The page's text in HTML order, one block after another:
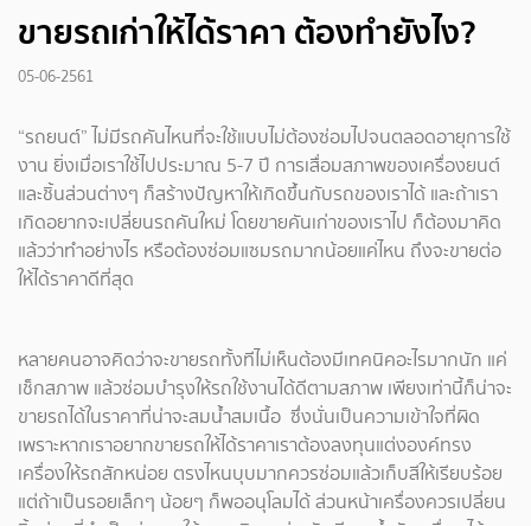
ขายรถเก่าให้ได้ราคา ต้องทำยังไง?
05-06-2561
“รถยนต์” ไม่มีรถคันไหนที่จะใช้แบบไม่ต้องซ่อมไปจนตลอดอายุการใช้
งาน ยิ่งเมื่อเราใช้ไปประมาณ 5-7 ปี การเสื่อมสภาพของเครื่องยนต์
และชิ้นส่วนต่างๆ ก็สร้างปัญหาให้เกิดขึ้นกับรถของเราได้ และถ้าเรา
เกิดอยากจะเปลี่ยนรถคันใหม่ โดยขายคันเก่าของเราไป ก็ต้องมาคิด
แล้วว่าทำอย่างไร หรือต้องซ่อมแซมรถมากน้อยแค่ไหน ถึงจะขายต่อ
ให้ได้ราคาดีที่สุด
หลายคนอาจคิดว่าจะขายรถทั้งทีไม่เห็นต้องมีเทคนิคอะไรมากนัก แค่
เช็กสภาพ แล้วซ่อมบำรุงให้รถใช้งานได้ดีตามสภาพ เพียงเท่านี้ก็น่าจะ
ขายรถได้ในราคาที่น่าจะสมน้ำสมเนื้อ ซึ่งนั่นเป็นความเข้าใจที่ผิด
เพราะหากเราอยากขายรถให้ได้ราคาเราต้องลงทุนแต่งองค์ทรง
เครื่องให้รถสักหน่อย ตรงไหนบุบมากควรซ่อมแล้วเก็บสีให้เรียบร้อย
แต่ถ้าเป็นรอยเล็กๆ น้อยๆ ก็พออนุโลมได้ ส่วนหน้าเครื่องควรเปลี่ยน